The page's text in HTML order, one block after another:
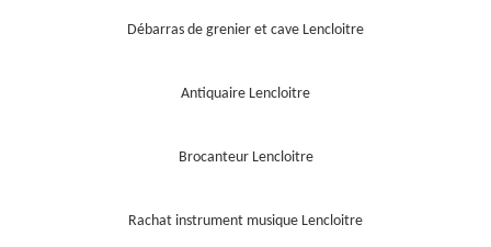
Débarras de grenier et cave Lencloitre
Antiquaire Lencloitre
Brocanteur Lencloitre
Rachat instrument musique Lencloitre